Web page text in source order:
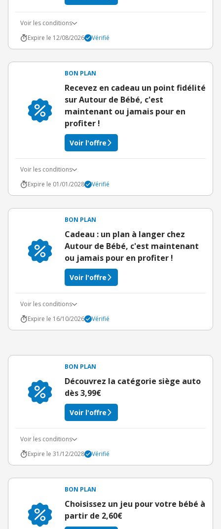
Voir les conditions
Expire le 12/08/2026
Vérifié
BON PLAN
Recevez en cadeau un point fidélité
sur Autour de Bébé, c'est
maintenant ou jamais pour en
profiter !
Voir l'offre
Voir les conditions
Expire le 01/01/2028
Vérifié
BON PLAN
Cadeau : un plan à langer chez
Autour de Bébé, c'est maintenant
ou jamais pour en profiter !
Voir l'offre
Voir les conditions
Expire le 16/10/2026
Vérifié
BON PLAN
Découvrez la catégorie siège auto
dès 3,99€
Voir l'offre
Voir les conditions
Expire le 31/12/2028
Vérifié
BON PLAN
Choisissez un jeu pour votre bébé à
partir de 2,60€